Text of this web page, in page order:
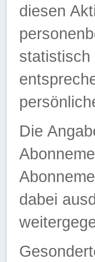
diesen
statistisch
Die
dabei